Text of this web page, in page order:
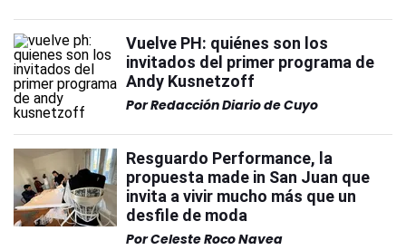
Vuelve PH: quiénes son los
invitados del primer programa de
Andy Kusnetzoff
PorRedacción Diario de Cuyo
Resguardo Performance, la
propuesta made in San Juan que
invita a vivir mucho más que un
desfile de moda
PorCeleste Roco Navea